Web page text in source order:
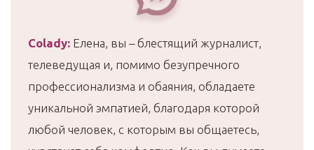
Colady: Елена, вы – блестящий журналист,
телеведущая и, помимо безупречного
профессионализма и обаяния, обладаете
уникальной эмпатией, благодаря которой
любой человек, с которым вы общаетесь,